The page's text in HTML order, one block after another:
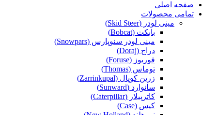
صفحه اصلی
تمامی محصولات
مینی لودر (Skid Steer)
بابکت (Bobcat)
مینی لودر سنوپارس (Snowpars)
دراج (Doraj)
فوریوز (Foruse)
توماس (Thomas)
زرین کوپال (Zarrinkupal)
سانوارد (Sunward)
کاترپیلار (Caterpillar)
کیس (Case)